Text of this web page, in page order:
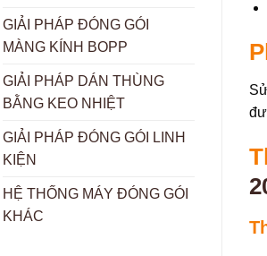
GIẢI PHÁP ĐÓNG GÓI
MÀNG KÍNH BOPP
GIẢI PHÁP DÁN THÙNG
BẰNG KEO NHIỆT
GIẢI PHÁP ĐÓNG GÓI LINH
KIỆN
HỆ THỐNG MÁY ĐÓNG GÓI
KHÁC